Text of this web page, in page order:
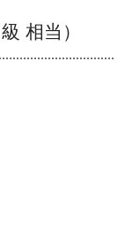
相当）